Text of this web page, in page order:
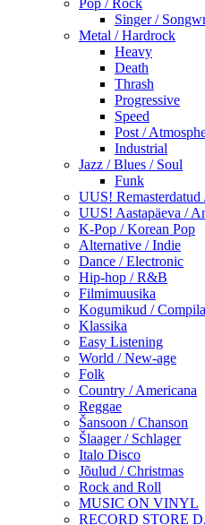
Pop / Rock
Singer /
Metal / Hardrock
Heavy
Death
Thrash
Progressive
Speed
Post /
Industrial
Jazz / Blues / Soul
Funk
UUS!
UUS! Aastapäeva /
K-Pop / Korean Pop
Alternative / Indie
Dance / Electronic
Hip-hop / R&B
Filmimuusika
Kogumikud /
Klassika
Easy Listening
World / New-age
Folk
Country / Americana
Reggae
Šansoon / Chanson
Šlaager / Schlager
Italo Disco
Jõulud / Christmas
Rock and Roll
MUSIC ON VINYL
RECORD STORE